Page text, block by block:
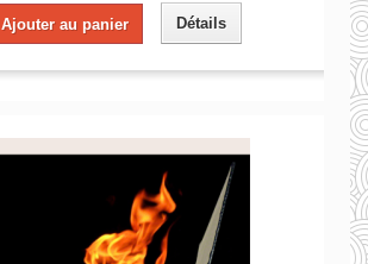
Ajouter au panier Détails